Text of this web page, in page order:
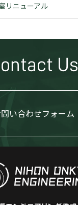
リニューアル
Us
い合わせフォーム